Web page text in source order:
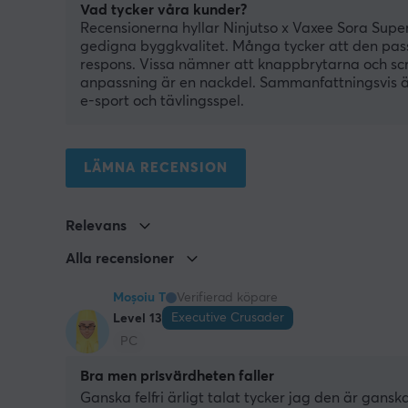
Vad tycker våra kunder?
Recensionerna hyllar Ninjutso x Vaxee Sora
gedigna byggkvalitet. Många tycker att den
respons. Vissa nämner att knappbrytarna och
anpassning är en nackdel.
e-sport och tävlingsspel.
LÄMNA RECENSION
Relevans
Alla recensioner
Moșoiu T
Verifierad köpare
Level 13
Executive Crusader
PC
Bra men prisvärdheten faller
Ganska felfri ärligt talat tycker jag den är